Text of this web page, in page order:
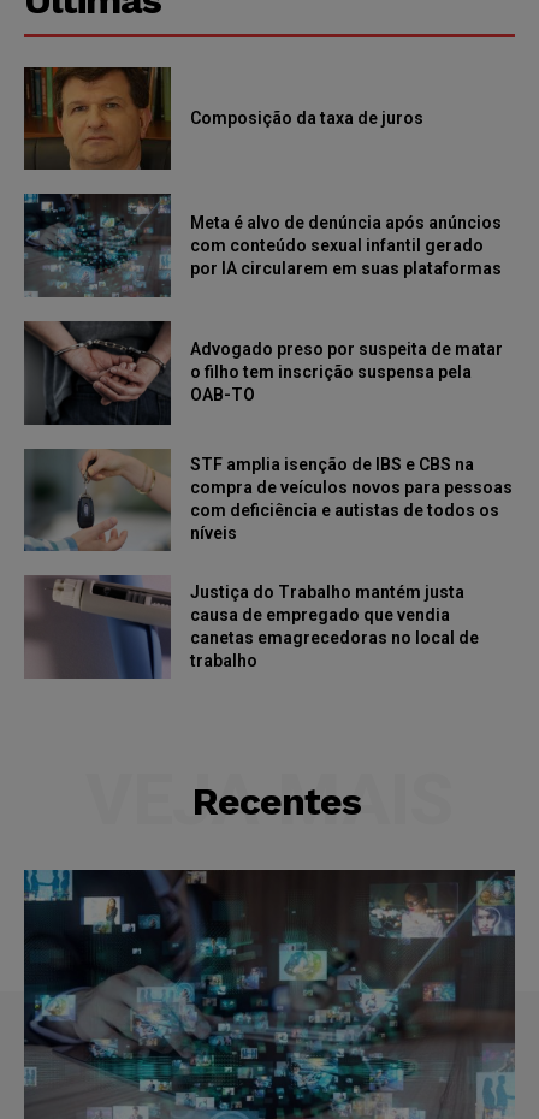
Composição da taxa de juros
Meta é alvo de denúncia após anúncios
com conteúdo sexual infantil gerado
por IA circularem em suas plataformas
Advogado preso por suspeita de matar
o filho tem inscrição suspensa pela
OAB-TO
STF amplia isenção de IBS e CBS na
compra de veículos novos para pessoas
com deficiência e autistas de todos os
níveis
Justiça do Trabalho mantém justa
causa de empregado que vendia
canetas emagrecedoras no local de
trabalho
Recentes
VEJA MAIS